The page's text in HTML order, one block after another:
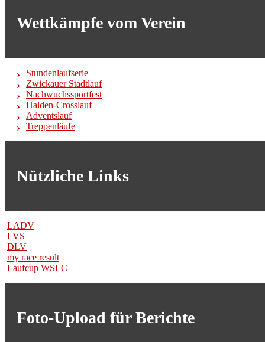
Wettkämpfe vom Verein
Stundenlaufserie
Zwickauer Stadtlauf
Nachwuchssportfest
Halden-Crosslauf
Adventslauf
Treppenläufe
Nützliche Links
LADV
LVS
DLV
my race result
Laufcup WSLC
Foto-Upload für Berichte